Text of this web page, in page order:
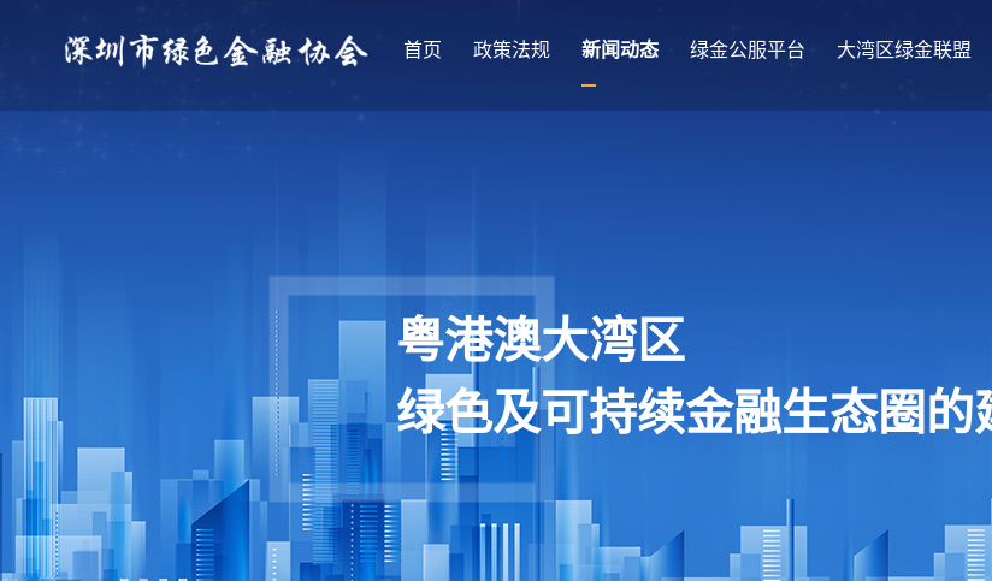
首页 政策法规 新闻动态 绿金公服平台 大湾区绿金联盟
粤港澳大湾区
绿色及可持续金融生态圈的